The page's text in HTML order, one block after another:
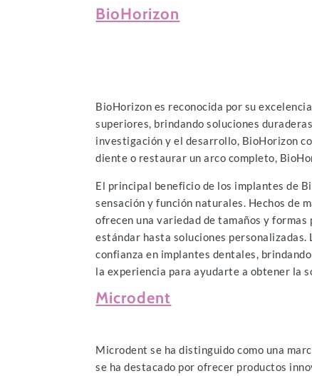
BioHorizon
BioHorizon es reconocida por su
superiores, brindando soluciones
investigación y el desarrollo, BioHorizon
diente o restaurar un arco completo,
El principal beneficio de los implantes de
sensación y función naturales. Hechos de
ofrecen una variedad de tamaños y
estándar hasta soluciones
confianza en implantes dentales,
la experiencia para ayudarte a obtener la
Microdent
Microdent se ha distinguido como una
se ha destacado por ofrecer productos